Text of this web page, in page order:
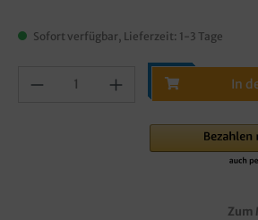
Sofort verfügbar, Lieferzeit: 1-3 Tage
In
Zum